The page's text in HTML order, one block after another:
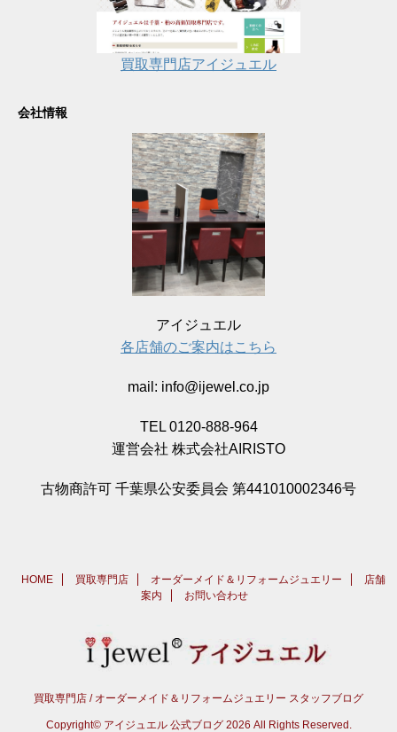
買取専門店アイジュエル
会社情報
アイジュエル
各店舗のご案内はこちら
mail: info@ijewel.co.jp
TEL 0120-888-964
運営会社 株式会社AIRISTO
古物商許可 千葉県公安委員会 第441010002346号
HOME 買取専門店 オーダーメイド＆リフォームジュエリー
店舗
案内
お問い合わせ
買取専門店 / オーダーメイド＆リフォームジュエリー スタッフブログ
Copyright© アイジュエル 公式ブログ 2026 All Rights Reserved.